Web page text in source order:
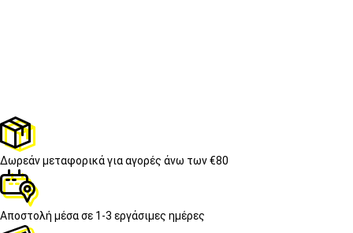
Δωρεάν μεταφορικάγια αγορές άνω των €80
Αποστολή μέσα σε 1-3 εργάσιμες ημέρες